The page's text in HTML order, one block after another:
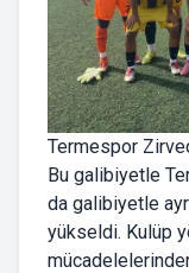
Termespor
Bu galibiyetle
da galibiyetle
yükseldi. Kulüp